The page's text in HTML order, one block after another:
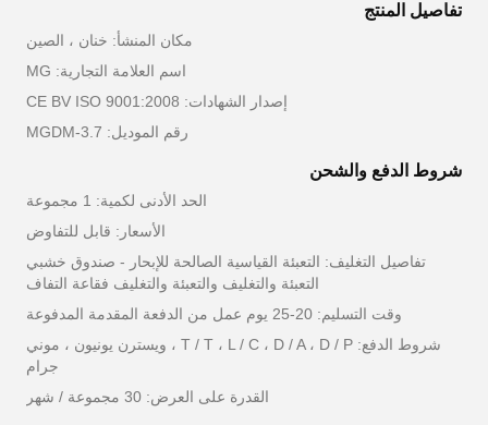
تفاصيل المنتج
مكان المنشأ: خنان ، الصين
اسم العلامة التجارية: MG
إصدار الشهادات: CE BV ISO 9001:2008
رقم الموديل: MGDM-3.7
شروط الدفع والشحن
الحد الأدنى لكمية: 1 مجموعة
الأسعار: قابل للتفاوض
تفاصيل التغليف: التعبئة القياسية الصالحة للإبحار - صندوق خشبي
التعبئة والتغليف والتعبئة والتغليف فقاعة التفاف
وقت التسليم: 20-25 يوم عمل من الدفعة المقدمة المدفوعة
شروط الدفع: T / T ، L / C ، D / A ، D / P ، ويسترن يونيون ، موني
جرام
القدرة على العرض: 30 مجموعة / شهر